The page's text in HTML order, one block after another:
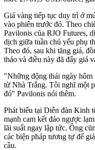
Giá vàng tiếp tục duy trì ở
vào phiên trước đó. Theo
Pavilonis của RJO Futures,
dịch giữa tuần chủ yếu phụ
Theo đó, sau khi tăng giá,
tháo và điều này đã đẩy giá
"Những động thái ngày hôm
từ Nhà Trắng. Tôi nghĩ một
đó" Pavilonis nói thêm.
Phát biểu tại Diễn đàn Kinh
mạnh cam kết đảo ngược
lãi suất ngay lập tức. Ông
các biện pháp tương tự để
cầu.